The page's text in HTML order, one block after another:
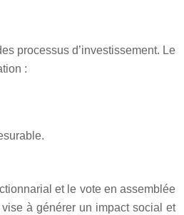
processus d’investissement. Le
:
et le vote en assemblée
à générer un impact social et